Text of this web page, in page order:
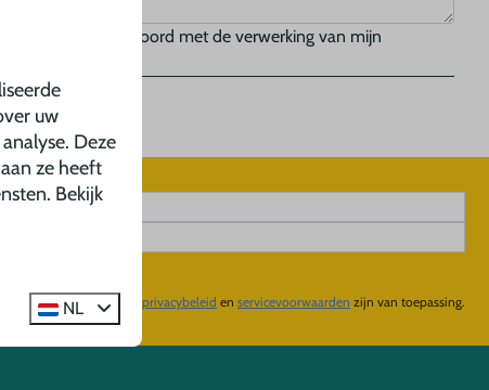
en ik ga akkoord met de verwerking van mijn
Beveiligd door reCaptcha, privacybeleid en servicevoorwaarden zijn van toepassing.
uw
Deze
ze heeft
Bekijk
NL